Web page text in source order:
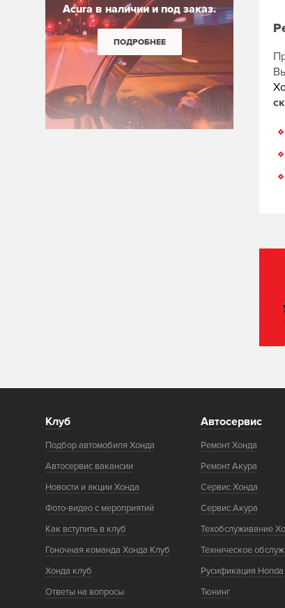
Acura в наличии и под заказ.
ПОДРОБНЕЕ
Клуб
Подбор автомобиля Хонда
Автосервис вакансии
Новости и акции Хонда
Фото-видео с мероприятий
Как вступить в клуб
Гоночная команда Хонда Клуб
Хонда клуб
Ответы на вопросы
Автосервис
Ремонт Хонда
Ремонт Акура
Сервис Хонда
Сервис Акура
Техобслуживание
Техническое
Русификация Honda
Тюнинг